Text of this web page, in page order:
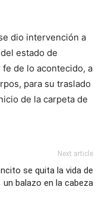
dio intervención a
estado de
de lo acontecido, a
para su traslado
de la carpeta de
Next article
se quita la vida de
un balazo en la cabeza